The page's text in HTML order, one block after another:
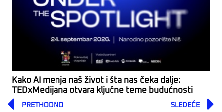
Kako AI menja naš život i šta nas čeka dalje:
TEDxMedijana otvara ključne teme budućnosti
Prev
PRETHODNO SLEDEĆE